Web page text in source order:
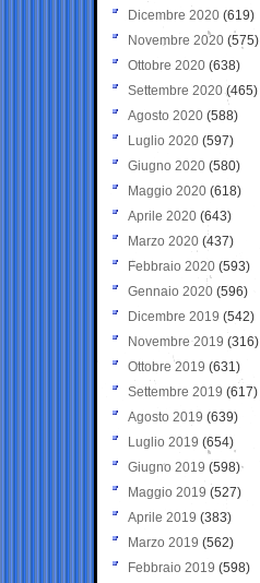
Dicembre 2020 (619)
Novembre 2020 (575)
Ottobre 2020 (638)
Settembre 2020(465)
Agosto 2020 (588)
Luglio 2020 (597)
Giugno 2020 (580)
Maggio 2020 (618)
Aprile 2020 (643)
Marzo 2020 (437)
Febbraio 2020 (593)
Gennaio 2020 (596)
Dicembre 2019 (542)
Novembre 2019 (316)
Ottobre 2019 (631)
Settembre 2019 (617)
Agosto 2019 (639)
Luglio 2019 (654)
Giugno 2019 (598)
Maggio 2019 (527)
Aprile 2019 (383)
Marzo 2019 (562)
Febbraio 2019 (598)